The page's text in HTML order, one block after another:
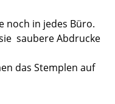
noch in jedes Büro.
saubere Abdrucke
das Stemplen auf